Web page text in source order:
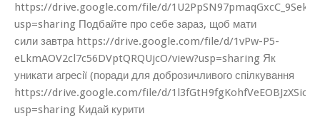
https://drive.google.com/file/d/
usp=sharing Подбайте про себе зараз, щоб мати
сили завтра https://drive.google.com/file/d/1vPw-P5-
eLkmAOV2cl7c56DVptQRQUjcO/view?usp=sharing Як
уникати агресії (поради для доброзичливого спілкування
https://drive.google.com/file/d/
usp=sharing Кидай курити